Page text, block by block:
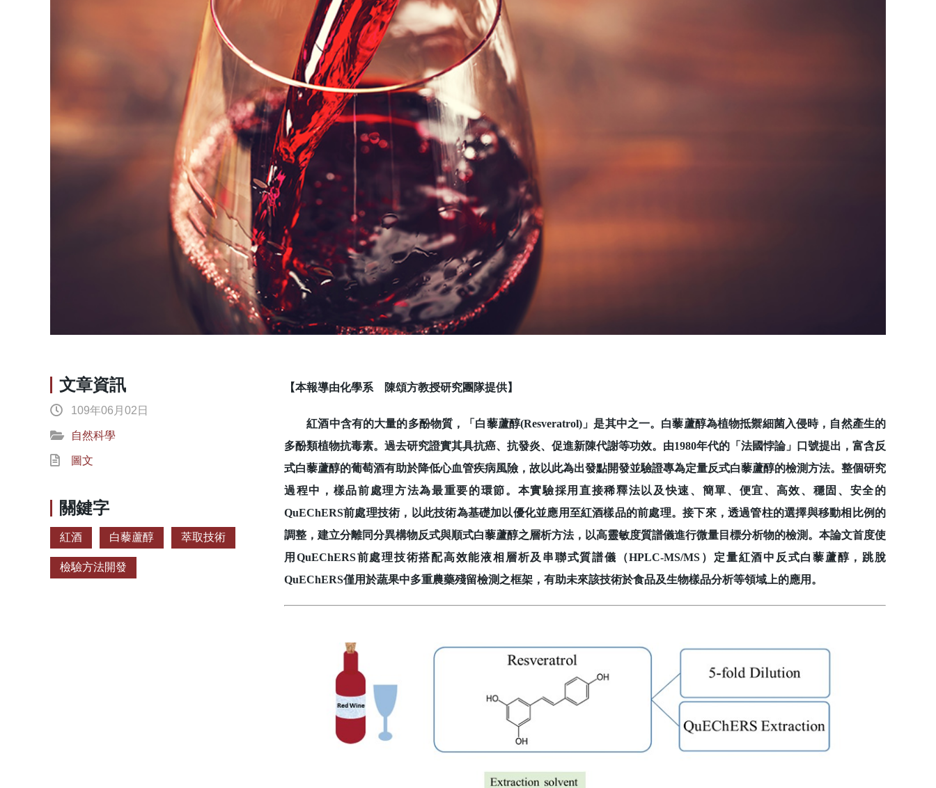
文章資訊
109年06月02日
自然科學
圖文
關鍵字
紅酒 白藜蘆醇 萃取技術
檢驗方法開發
【本報導由化學系 陳頌方教授研究團隊提供】
紅酒中含有的大量的多酚物質，「白藜蘆醇(Resveratrol)」是其中之一。白藜蘆醇為植物抵禦細菌入侵時，自然產生的
多酚類植物抗毒素。過去研究證實其具抗癌、抗發炎、促進新陳代謝等功效。由1980年代的「法國悖論」口號提出，富含反
式白藜蘆醇的葡萄酒有助於降低心血管疾病風險，故以此為出發點開發並驗證專為定量反式白藜蘆醇的檢測方法。整個研究
過程中，樣品前處理方法為最重要的環節。本實驗採用直接稀釋法以及快速、簡單、便宜、高效、穩固、安全的
QuEChERS前處理技術，以此技術為基礎加以優化並應用至紅酒樣品的前處理。接下來，透過管柱的選擇與移動相比例的
調整，建立分離同分異構物反式與順式白藜蘆醇之層析方法，以高靈敏度質譜儀進行微量目標分析物的檢測。本論文首度使
用QuEChERS前處理技術搭配高效能液相層析及串聯式質譜儀（HPLC-MS/MS）定量紅酒中反式白藜蘆醇，跳脫
QuEChERS僅用於蔬果中多重農藥殘留檢測之框架，有助未來該技術於食品及生物樣品分析等領域上的應用。